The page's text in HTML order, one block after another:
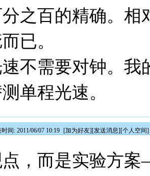
之百的精确。相
已。
不需要对钟。我
单程光速。
间: 2011/06/07 10:19 [加为好友][发送消息][个人空间]
，而是实验方